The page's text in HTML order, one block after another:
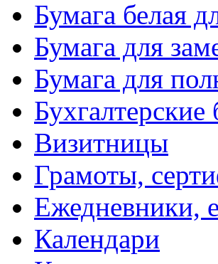
Бумага белая
Бумага для
Бумага для
Визитницы
Грамоты,
Ежедневники,
Календари